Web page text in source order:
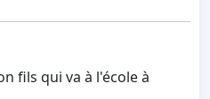
fils qui va à l'école à